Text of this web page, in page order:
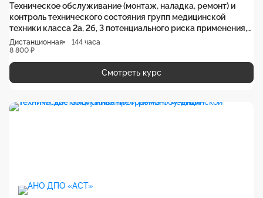
Техническое обслуживание (монтаж, наладка, ремонт) и
контроль технического состояния групп медицинской
техники класса 2а, 2б, 3 потенциального риска применения,
дистанционная программа обучения
Дистанционная
144 часа
8 800 ₽
Смотреть курс